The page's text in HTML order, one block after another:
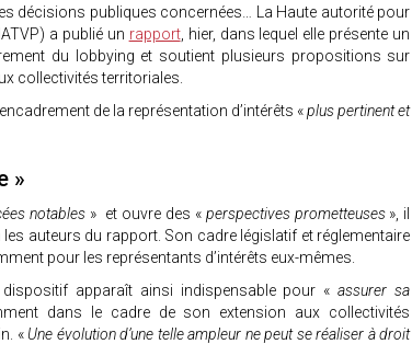
décisions publiques concernées… La Haute autorité pour
a publié un rapport, hier, dans lequel elle présente un
du lobbying et soutient plusieurs propositions sur
collectivités territoriales.
de la représentation d’intérêts «plus pertinent et
»
notables » et ouvre des « perspectives prometteuses», il
auteurs du rapport. Son cadre législatif et réglementaire
pour les représentants d’intérêts eux-mêmes.
apparaît ainsi indispensable pour « assurer sa
dans le cadre de son extension aux collectivités
«Une évolution d’une telle ampleur ne peut se réaliser à droit